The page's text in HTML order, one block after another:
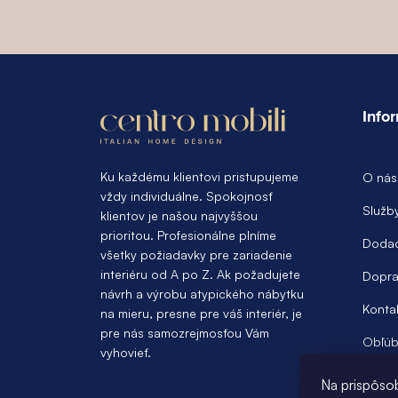
Na
Ku každému klientovi pristupujeme
vždy individuálne. Spokojnosť
klientov je našou najvyššou
prioritou. Profesionálne plníme
všetky požiadavky pre zariadenie
interiéru od A po Z. Ak požadujete
návrh a výrobu atypického nábytku
na mieru, presne pre váš interiér, je
pre nás samozrejmosťou Vám
vyhovieť.
O nás